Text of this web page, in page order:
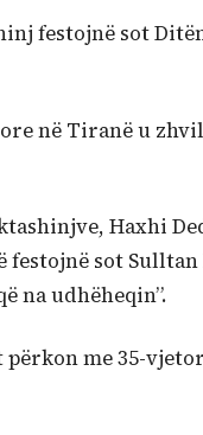
festojnë sot
në Tiranë u
Haxhi
sot
na udhëheqin”.
përkon me 35-